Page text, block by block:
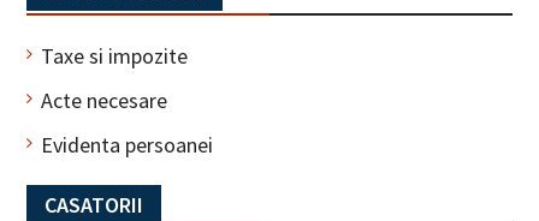
Taxe si impozite
Acte necesare
Evidenta persoanei
CASATORII